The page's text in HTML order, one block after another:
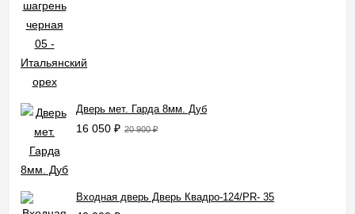
Дверь мет. Гарда 8мм. Дуб
16 050 ₽ 20 900₽
Входная дверь Дверь Квадро-124/PR- 35